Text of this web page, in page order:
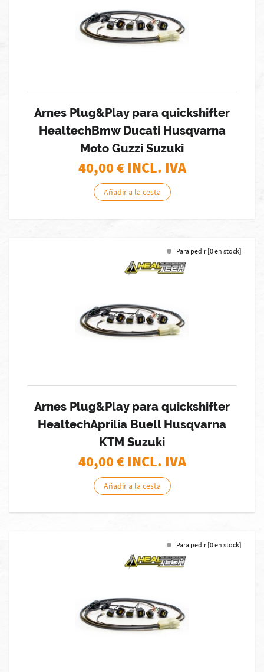
Arnes Plug&Play para quickshifter
HealtechBmw Ducati Husqvarna
Moto Guzzi Suzuki
40,00€ INCL. IVA
Añadir a la cesta
Para pedir [0 en stock]
Arnes Plug&Play para quickshifter
HealtechAprilia Buell Husqvarna
KTM Suzuki
40,00€ INCL. IVA
Añadir a la cesta
Para pedir [0 en stock]